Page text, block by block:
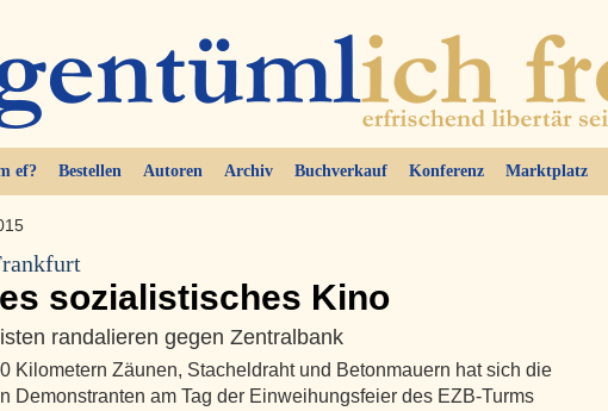
ef? Bestellen Autoren Archiv Buchverkauf Konferenz Marktplatz
sozialistisches Kino
randalieren gegen Zentralbank
Kilometern Zäunen, Stacheldraht und Betonmauern hat sich die
Demonstranten am Tag der Einweihungsfeier des EZB-Turms